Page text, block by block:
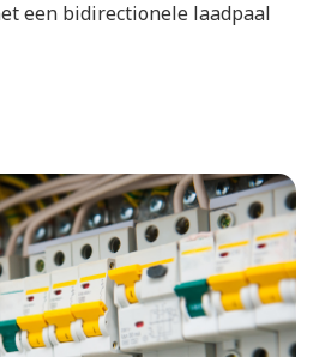
een bidirectionele laadpaal